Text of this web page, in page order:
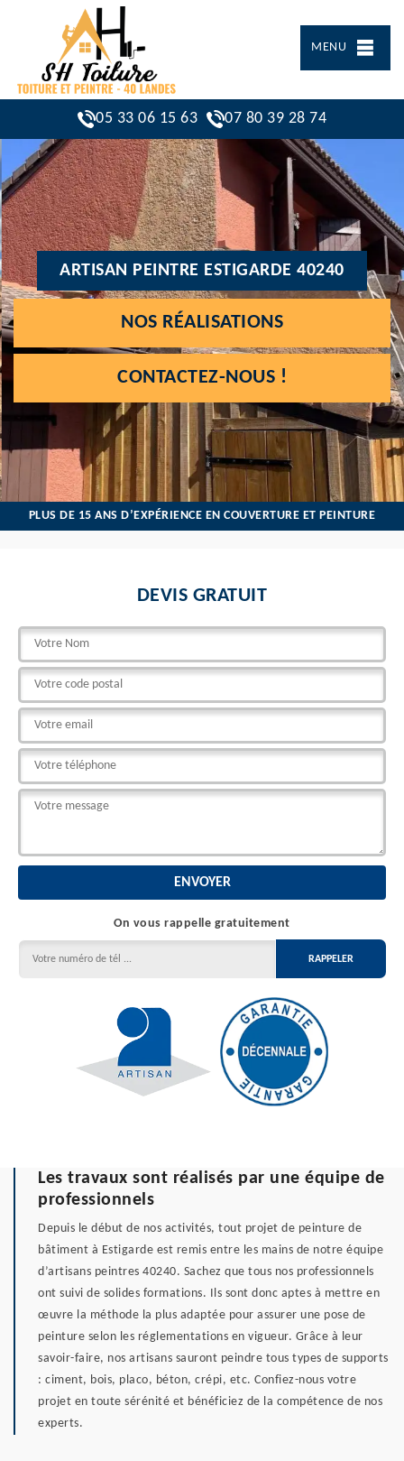
MENU
05 33 06 15 63 07 80 39 28 74
ARTISAN PEINTRE ESTIGARDE 40240
NOS RÉALISATIONS
CONTACTEZ-NOUS !
PLUS DE 15 ANS D’EXPÉRIENCE EN COUVERTURE ET PEINTURE
DEVIS GRATUIT
On vous rappelle gratuitement
Les travaux sont réalisés par une équipe de
professionnels
Depuis le début de nos activités, tout projet de peinture de
bâtiment à Estigarde est remis entre les mains de notre équipe
d’artisans peintres 40240. Sachez que tous nos professionnels
ont suivi de solides formations. Ils sont donc aptes à mettre en
œuvre la méthode la plus adaptée pour assurer une pose de
peinture selon les réglementations en vigueur. Grâce à leur
savoir-faire, nos artisans sauront peindre tous types de supports
: ciment, bois, placo, béton, crépi, etc. Confiez-nous votre
projet en toute sérénité et bénéficiez de la compétence de nos
experts.